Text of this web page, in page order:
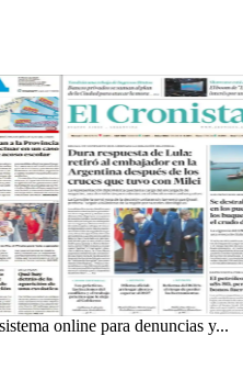
online para denuncias y...